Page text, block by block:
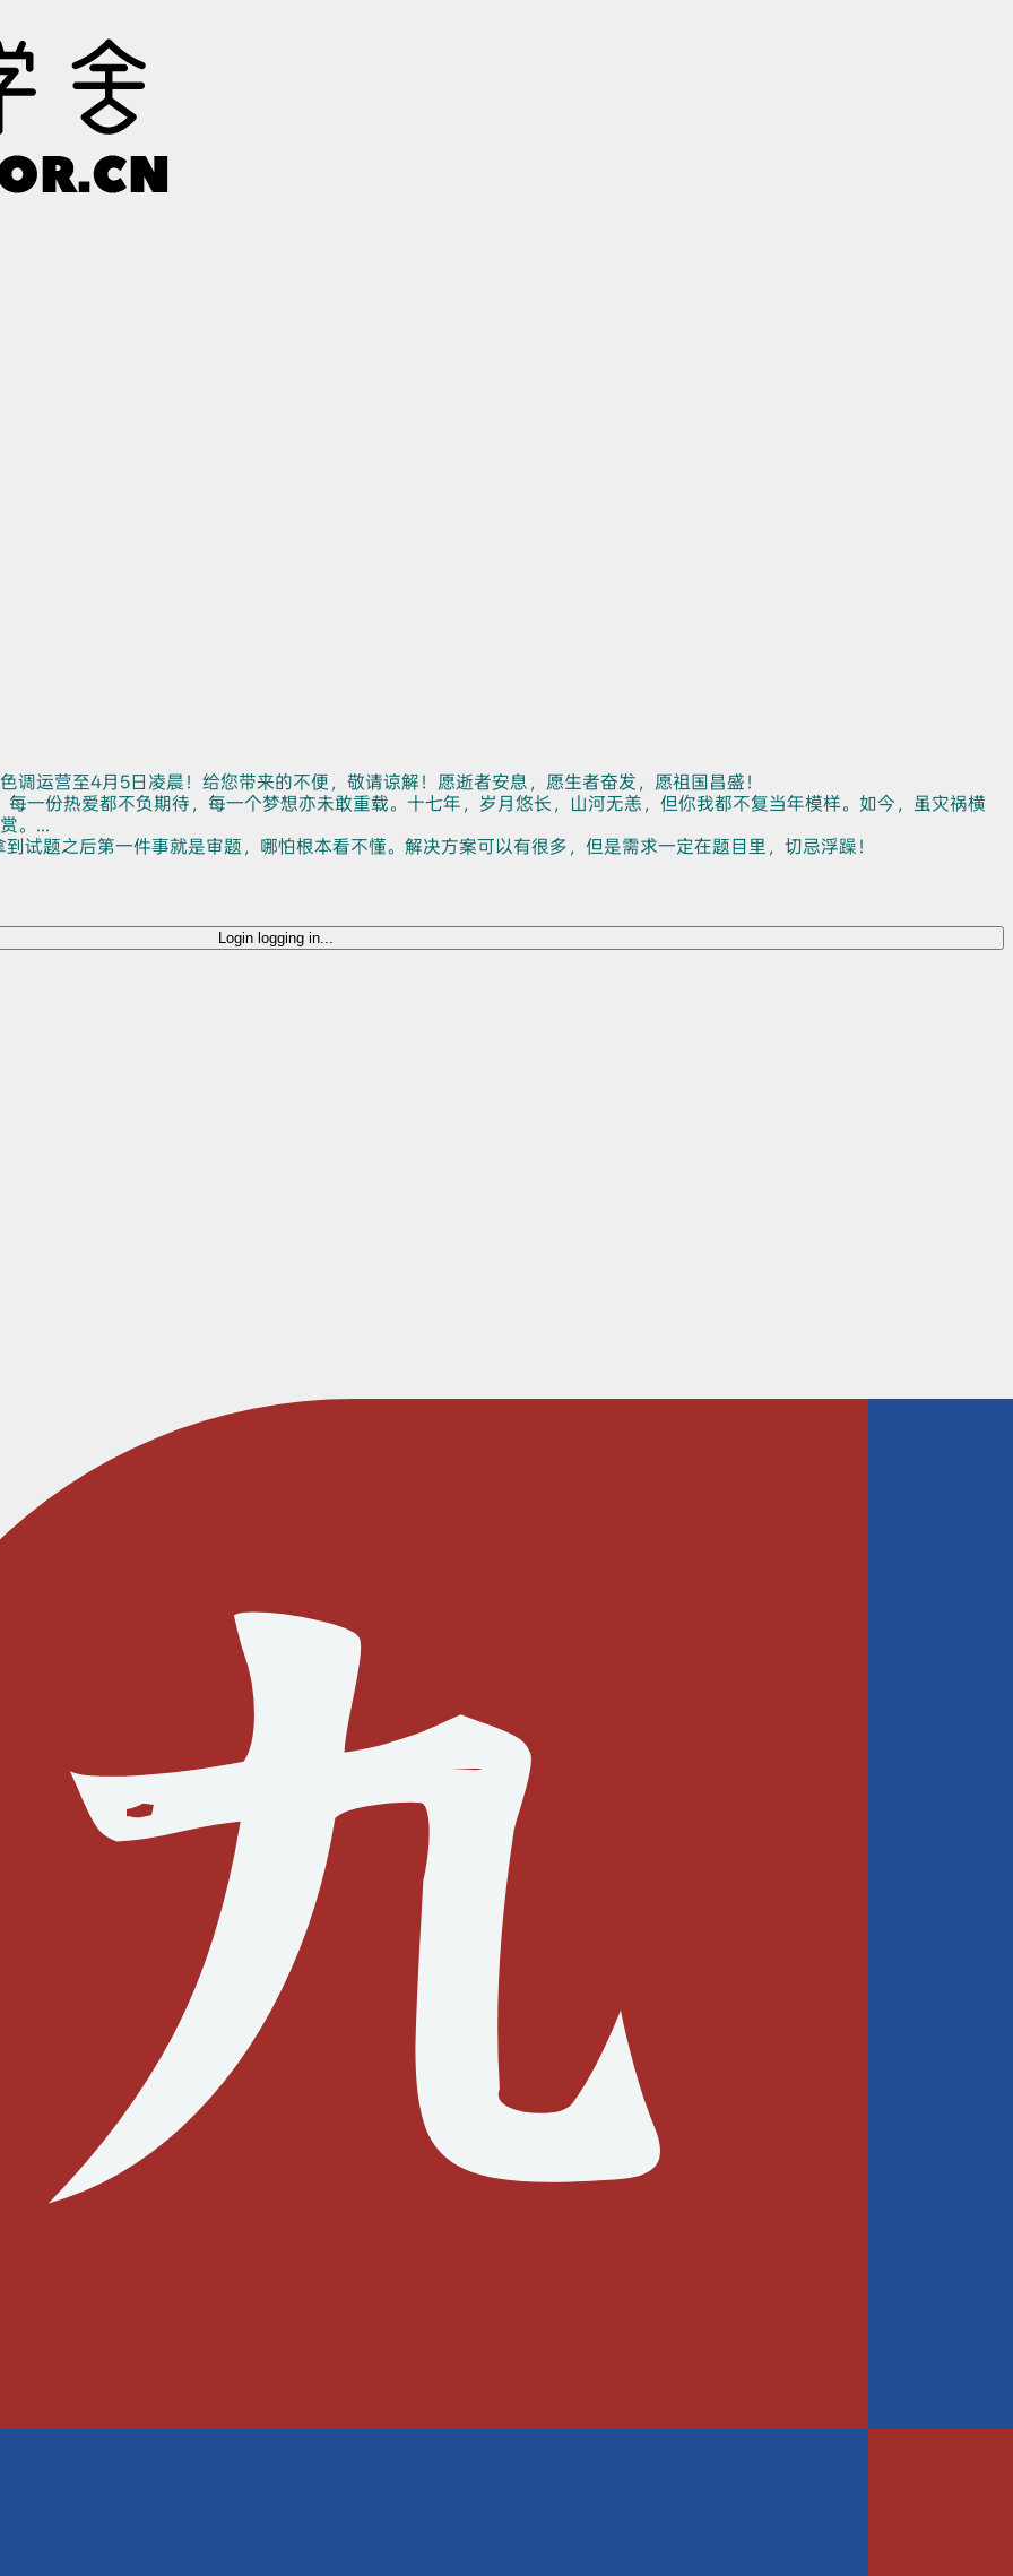
调运营至4月5日凌晨！给您带来的不便，敬请谅解！愿逝者安息，愿生者奋发，愿祖国昌盛！
一份热爱都不负期待，每一个梦想亦未敢重载。十七年，岁月悠长，山河无恙，但你我都不复当年模样。如今，虽灾祸横
。...
试题之后第一件事就是审题，哪怕根本看不懂。解决方案可以有很多，但是需求一定在题目里，切忌浮躁！
Login logging in...